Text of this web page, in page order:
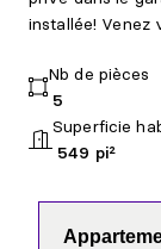
installée! Venez
Nb de pièces
5
Superficie
549 pi²